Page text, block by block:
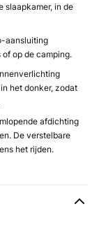
slaapkamer, in de
aansluiting
op de camping.
het donker, zodat
afdichting
De verstelbare
het rijden.